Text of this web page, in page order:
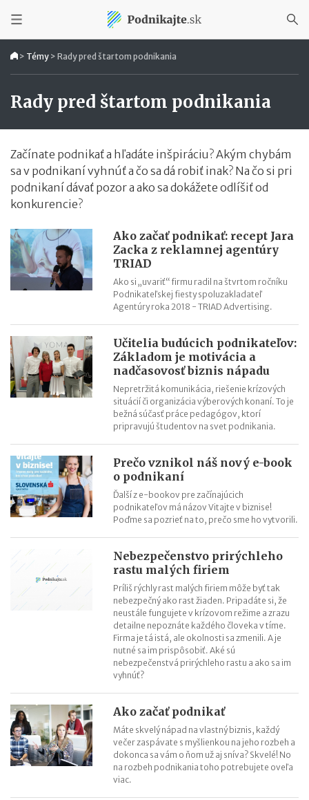
> Témy > Rady pred štartom podnikania
Rady pred štartom podnikania
Začínate podnikať a hľadáte inšpiráciu? Akým chybám
sa v podnikaní vyhnúť a čo sa dá robiť inak? Na čo si pri
podnikaní dávať pozor a ako sa dokážete odlíšiť od
konkurencie?
Ako začať podnikať: recept Jara
Zacka z reklamnej agentúry
TRIAD
Ako si „uvariť“ firmu radil na štvrtom ročníku
Podnikateľskej fiesty spoluzakladateľ
Agentúry roka 2018 - TRIAD Advertising.
Učitelia budúcich podnikateľov:
Základom je motivácia a
nadčasovosť biznis nápadu
Nepretržitá komunikácia, riešenie krízových
situácií či organizácia výberových konaní. To je
bežná súčasť práce pedagógov, ktorí
pripravujú študentov na svet podnikania.
Prečo vznikol náš nový e-book
o podnikaní
Ďalší z e-bookov pre začínajúcich
podnikateľov má názov Vitajte v biznise!
Poďme sa pozrieť na to, prečo sme ho vytvorili.
Nebezpečenstvo prirýchleho
rastu malých firiem
Príliš rýchly rast malých firiem môže byť tak
nebezpečný ako rast žiaden. Pripadáte si, že
neustále fungujete v krízovom režime a zrazu
detailne nepoznáte každého človeka v tíme.
Firma je tá istá, ale okolnosti sa zmenili. A je
nutné sa im prispôsobiť. Aké sú
nebezpečenstvá prirýchleho rastu a ako sa im
vyhnúť?
Ako začať podnikať
Máte skvelý nápad na vlastný biznis, každý
večer zaspávate s myšlienkou na jeho rozbeh a
dokonca sa vám o ňom už aj sníva? Skvelé! No
na rozbeh podnikania toho potrebujete oveľa
viac.